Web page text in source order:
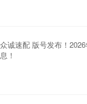
众诚速配 版号发布！
息！